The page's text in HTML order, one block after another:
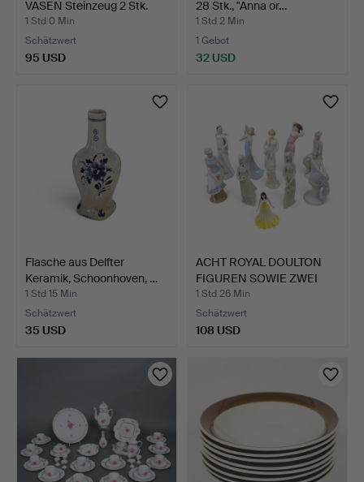
VASEN Steinzeug 2 Stk.
sig…
1 Std 0 Min
Schätzwert
95 USD
28 Stk., "Anna or…
1 Std 2 Min
1 Gebot
32 USD
Flasche aus Delfter
Keramik, Schoonhoven, …
1 Std 15 Min
Schätzwert
35 USD
ACHT ROYAL DOULTON
FIGUREN SOWIE ZWEI
WEIT…
1 Std 26 Min
Schätzwert
108 USD